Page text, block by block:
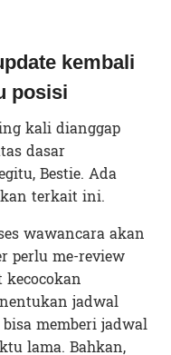
kembali
posisi
kali dianggap
dasar
Bestie. Ada
terkait ini.
wawancara akan
perlu me-review
jadwal
memberi jadwal
lama. Bahkan,